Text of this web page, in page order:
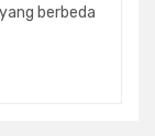
berbeda